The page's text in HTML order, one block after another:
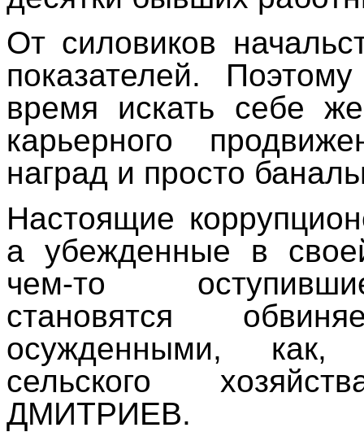
От силовиков
показателей.
время искать себе
карьерного
наград и просто
Настоящие
а убежденные в
чем-то
становятся
осужденными, как,
сельского
ДМИТРИЕВ.